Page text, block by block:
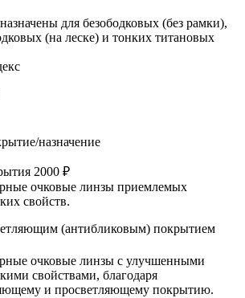
для безободковых (без рамки),
(на леске) и тонких титановых
назначение
2000 ₽
очковые линзы приемлемых
свойств.
(антибликовым) покрытием
очковые линзы с улучшенными
свойствами, благодаря
и просветляющему покрытию.